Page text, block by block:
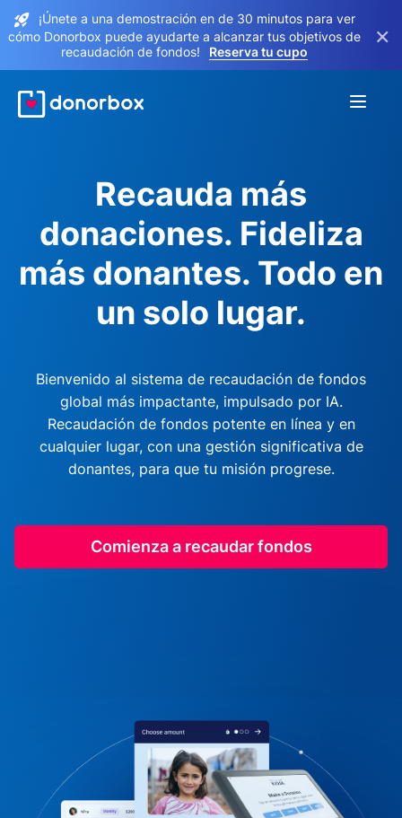
¡Únete a una demostración en de 30 minutos para ver
cómo Donorbox puede ayudarte a alcanzar tus objetivos de
recaudación de fondos!
Reserva tu cupo
×
Recauda más
donaciones. Fideliza
más donantes. Todo en
un solo lugar.
Bienvenido al sistema de recaudación de fondos
global más impactante, impulsado por IA.
Recaudación de fondos potente en línea y en
cualquier lugar, con una gestión significativa de
donantes, para que tu misión progrese.
Comienza a recaudar fondos